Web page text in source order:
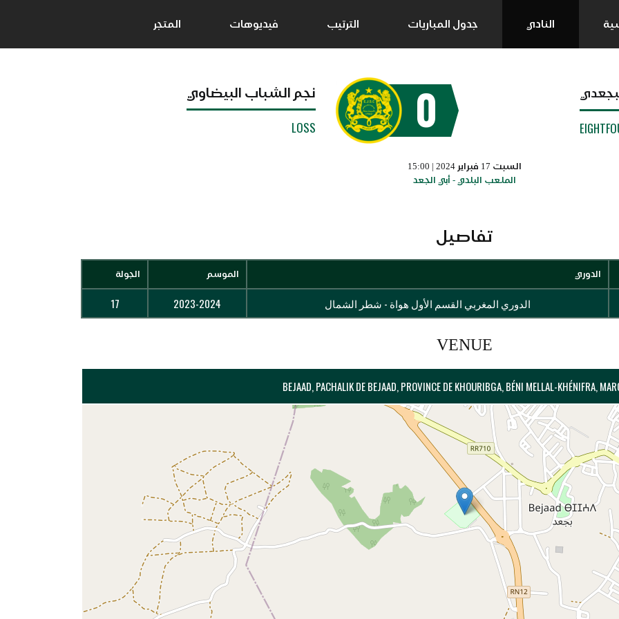
النادي جدول المباريات الترتيب فيديوهات المتجر
0 نجم الشباب البيضاوي
LOSS
السبت 17 فبراير 2024 | 15:00
الملعب البلدي - أبي الجعد
تفاصيل
الدوري الموسم الجولة
الدوري المغربي القسم الأول هواة - شطر الشمال 2023-2024
17
VENUE
BEJAAD, PACHALIK DE BEJAAD, PROVINCE DE KHOURIBGA, BÉNI MELLAL-KHÉNIFRA,